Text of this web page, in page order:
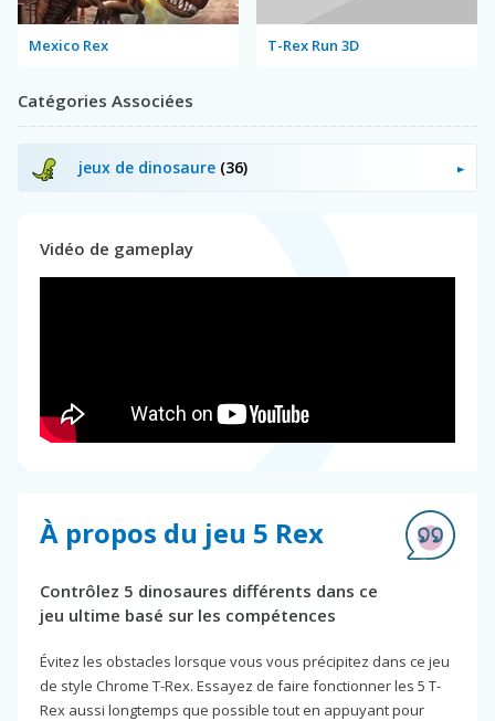
Mexico Rex T-Rex Run 3D
Catégories Associées
jeux de dinosaure (36)
Vidéo de gameplay
À propos du jeu 5 Rex
Contrôlez 5 dinosaures différents dans ce
jeu ultime basé sur les compétences
Évitez les obstacles lorsque vous vous précipitez dans ce jeu
de style Chrome T-Rex. Essayez de faire fonctionner les 5 T-
Rex aussi longtemps que possible tout en appuyant pour